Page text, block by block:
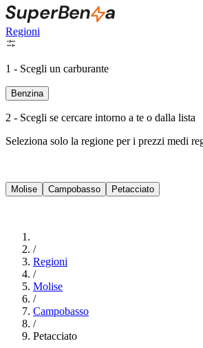
Regioni
1 - Scegli un carburante
Benzina
2 - Scegli se cercare intorno a te o dalla lista
Seleziona solo la regione per i prezzi medi
Molise Campobasso Petacciato
/
Regioni
/
Molise
/
Campobasso
/
Petacciato